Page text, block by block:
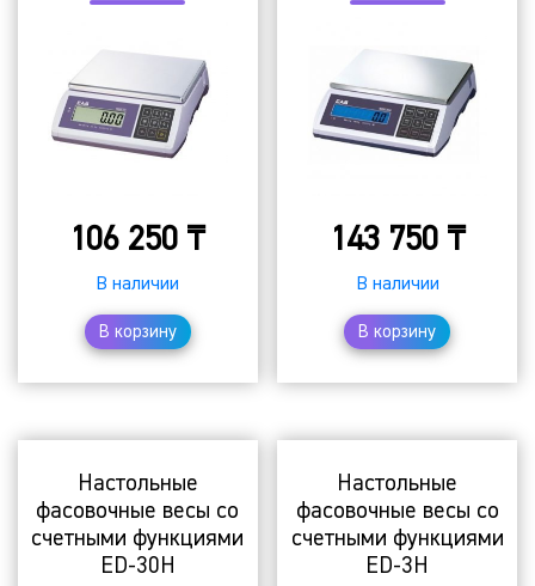
106 250 ₸
В наличии
В корзину
143 750 ₸
В наличии
В корзину
Настольные
фасовочные весы со
счетными функциями
ED-30H
Настольные
фасовочные весы со
счетными функциями
ED-3H